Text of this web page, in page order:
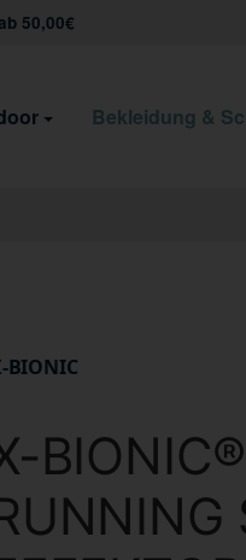
50,00€
Bekleidung &
BIONIC